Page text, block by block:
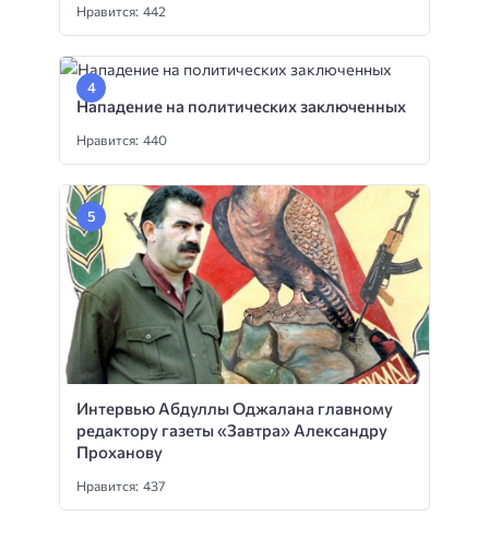
Нравится: 442
Нападение на политических заключенных
Нравится: 440
Интервью Абдуллы Оджалана главному
редактору газеты «Завтра» Александру
Проханову
Нравится: 437